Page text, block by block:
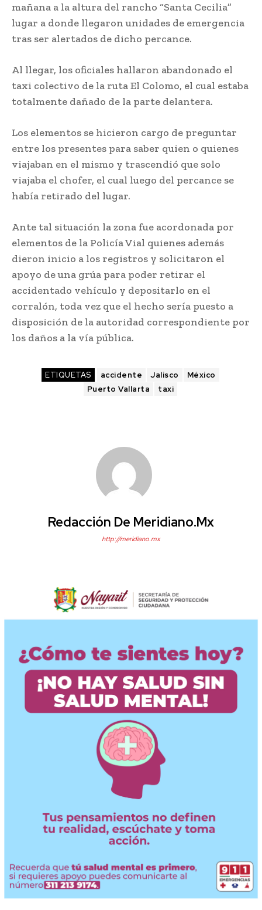
mañana a la altura del rancho “Santa Cecilia”
lugar a donde llegaron unidades de emergencia
tras ser alertados de dicho percance.
Al llegar, los oficiales hallaron abandonado el
taxi colectivo de la ruta El Colomo, el cual estaba
totalmente dañado de la parte delantera.
Los elementos se hicieron cargo de preguntar
entre los presentes para saber quien o quienes
viajaban en el mismo y trascendió que solo
viajaba el chofer, el cual luego del percance se
había retirado del lugar.
Ante tal situación la zona fue acordonada por
elementos de la Policía Vial quienes además
dieron inicio a los registros y solicitaron el
apoyo de una grúa para poder retirar el
accidentado vehículo y depositarlo en el
corralón, toda vez que el hecho sería puesto a
disposición de la autoridad correspondiente por
los daños a la vía pública.
ETIQUETAS accidente Jalisco
México
Puerto Vallarta
taxi
Redacción De Meridiano.mx
http://meridiano.mx